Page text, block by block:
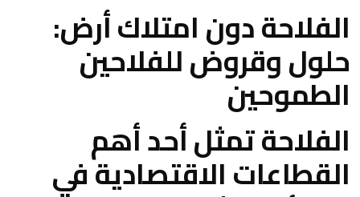
الفلاحة دون امتلاك أرض:
حلول وقروض للفلاحين
الطموحين
الفلاحة تمثل أحد أهم
القطاعات الاقتصادية في